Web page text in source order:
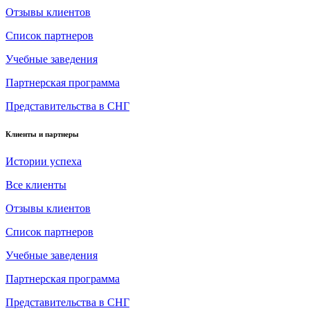
Отзывы клиентов
Список партнеров
Учебные заведения
Партнерская программа
Представительства в СНГ
Клиенты и партнеры
Истории успеха
Все клиенты
Отзывы клиентов
Список партнеров
Учебные заведения
Партнерская программа
Представительства в СНГ